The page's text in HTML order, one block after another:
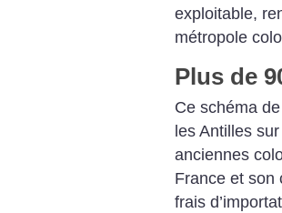
exploitable,
métropole
Plus de
Ce schéma
les Antilles
anciennes
France et son
frais